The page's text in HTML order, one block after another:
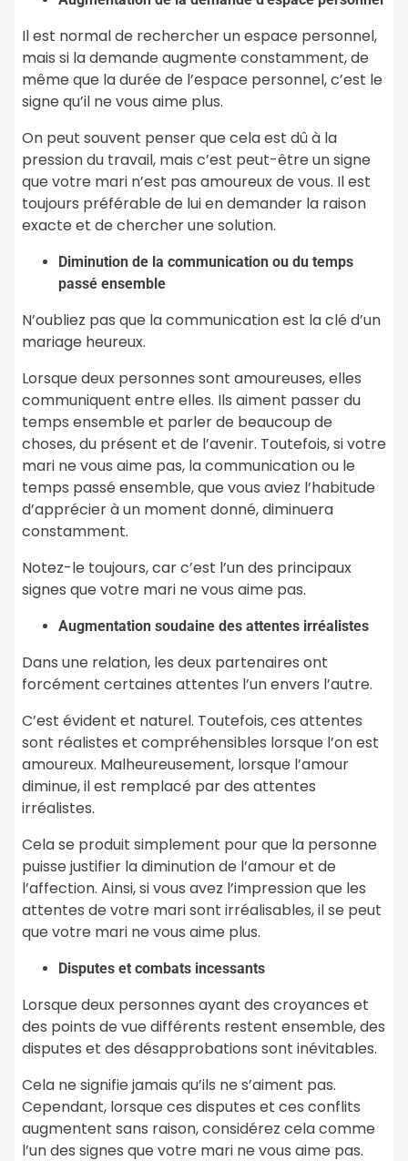
Il est normal de rechercher un espace personnel,
mais si la demande augmente constamment, de
même que la durée de l’espace personnel, c’est le
signe qu’il ne vous aime plus.
On peut souvent penser que cela est dû à la
pression du travail, mais c’est peut-être un signe
que votre mari n’est pas amoureux de vous. Il est
toujours préférable de lui en demander la raison
exacte et de chercher une solution.
Diminution de la communication ou du temps
passé ensemble
N’oubliez pas que la communication est la clé d’un
mariage heureux.
Lorsque deux personnes sont amoureuses, elles
communiquent entre elles. Ils aiment passer du
temps ensemble et parler de beaucoup de
choses, du présent et de l’avenir. Toutefois, si votre
mari ne vous aime pas, la communication ou le
temps passé ensemble, que vous aviez l’habitude
d’apprécier à un moment donné, diminuera
constamment.
Notez-le toujours, car c’est l’un des principaux
signes que votre mari ne vous aime pas.
Augmentation soudaine des attentes irréalistes
Dans une relation, les deux partenaires ont
forcément certaines attentes l’un envers l’autre.
C’est évident et naturel. Toutefois, ces attentes
sont réalistes et compréhensibles lorsque l’on est
amoureux. Malheureusement, lorsque l’amour
diminue, il est remplacé par des attentes
irréalistes.
Cela se produit simplement pour que la personne
puisse justifier la diminution de l’amour et de
l’affection. Ainsi, si vous avez l’impression que les
attentes de votre mari sont irréalisables, il se peut
que votre mari ne vous aime plus.
Disputes et combats incessants
Lorsque deux personnes ayant des croyances et
des points de vue différents restent ensemble, des
disputes et des désapprobations sont inévitables.
Cela ne signifie jamais qu’ils ne s’aiment pas.
Cependant, lorsque ces disputes et ces conflits
augmentent sans raison, considérez cela comme
l’un des signes que votre mari ne vous aime pas.